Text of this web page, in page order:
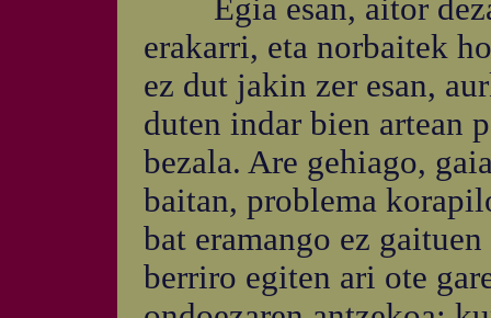
Egia esan, aitor
erakarri, eta norbaitek
ez dut jakin zer esan,
duten indar bien artean
bezala. Are gehiago,
baitan, problema
bat eramango ez
berriro egiten ari ote